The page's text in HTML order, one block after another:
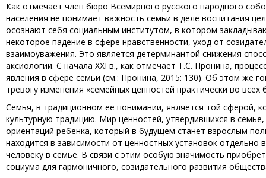
Как отмечает член бюро Всемирного русского народного
населения не понимает важность семьи в деле воспитания
осознают себя социальным институтом, в котором
некоторое падение в сфере нравственности, уход от
взаимоуважения. Это является детерминантой снижения
аксиологии. С начала XXI в., как отмечает Т.С. Пронина,
явления в сфере семьи (см.: Пронина, 2015: 130). Об этом же
тревогу изменения «семейных ценностей практически во
Семья, в традиционном ее понимании, является той сферой,
культурную традицию. Мир ценностей, утвердившихся в
ориентаций ребенка, который в будущем станет взрослым
находится в зависимости от ценностных установок
человеку в семье. В связи с этим особую значимость
социума для гармоничного, созидательного развития